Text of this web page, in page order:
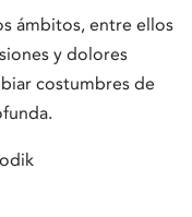
ámbitos, entre ellos
y dolores
costumbres de